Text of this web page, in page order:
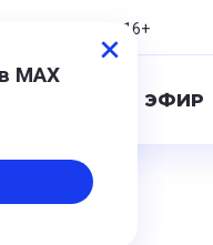
16+
ПРЯМОЙ ЭФИР
МАХ